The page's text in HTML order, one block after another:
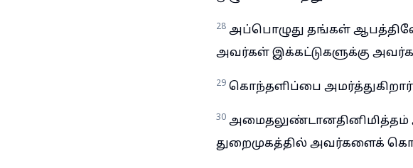
28 அப்பொழுது தங்கள் ஆபத்திலே
அவர்கள் இக்கட்டுகளுக்கு
29 கொந்தளிப்பை
30 அமைதலுண்டானதினிமித்தம்
துறைமுகத்தில் அவர்களைக்